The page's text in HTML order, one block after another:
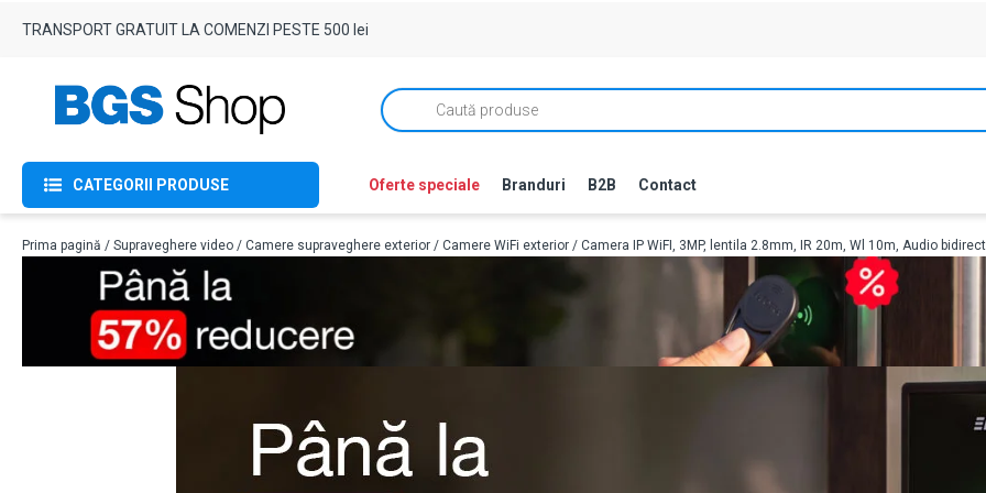
TRANSPORT GRATUIT LA COMENZI PESTE 500 lei
Products
search
CATEGORII PRODUSE Oferte speciale Branduri B2B Contact
Prima pagină / Supraveghere video / Camere supraveghere exterior / Camere WiFi exterior / Camera IP WiFI, 3MP, lentila 2.8mm, IR 20m, Wl 10m, Audio